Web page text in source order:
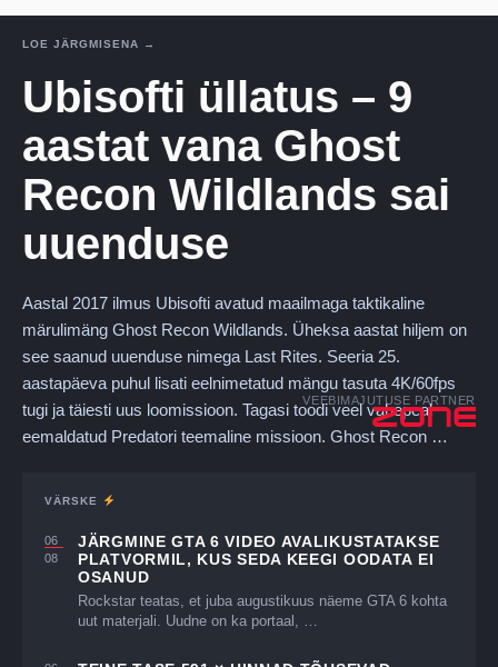
LOE JÄRGMISENA →
Ubisofti üllatus – 9
aastat vana Ghost
Recon Wildlands sai
uuenduse
Aastal 2017 ilmus Ubisofti avatud maailmaga taktikaline
märulimäng Ghost Recon Wildlands. Üheksa aastat hiljem on
see saanud uuenduse nimega Last Rites. Seeria 25.
aastapäeva puhul lisati eelnimetatud mängu tasuta 4K/60fps
tugi ja täiesti uus loomissioon. Tagasi toodi veel vahepeal
eemaldatud Predatori teemaline missioon. Ghost Recon …
VÄRSKE
06
08
JÄRGMINE GTA 6 VIDEO AVALIKUSTATAKSE
PLATVORMIL, KUS SEDA KEEGI OODATA EI
OSANUD
Rockstar teatas, et juba augustikuus näeme GTA 6 kohta
uut materjali. Uudne on ka portaal, …
VEEBIMAJUTUSE PARTNER